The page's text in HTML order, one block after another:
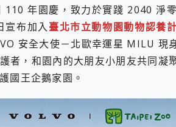
Watch、AirPods耳機 三個設備充電
FreeArc」開放式耳掛耳機，無
V50 ~ 口袋裡的 Zeiss 潮流攝影棚!
式一機搞定! Roborock 衣莉莎白 H1
系列電競掌機 最完美的家 MSI Nest
響! Home+ 中嘉寬頻 SoundBox 劇院串
Remover 免費線上去聲器一鍵去除
飛人工具分享~~ iToolab AnyGo 魔
110 年園慶，致力於實踐 2040 淨
宣布加入臺北市立動物園動物認養
安全大使－北歐幸運星 MILU 現
者，和園內的大朋友小朋友共同凝
國王企鵝家園。